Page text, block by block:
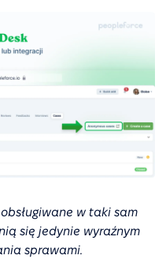
w taki sam
się jedynie wyraźnym
sprawami.